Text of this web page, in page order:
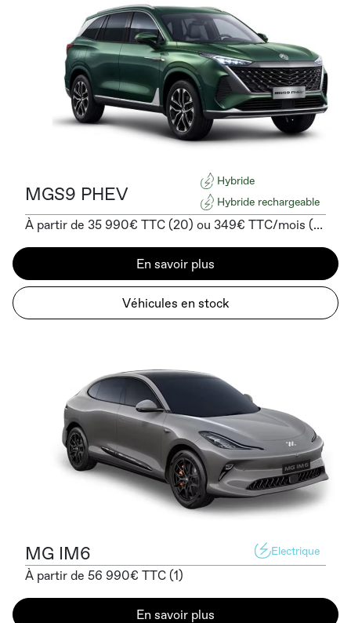
MGS9 PHEV
Hybride
Hybride rechargeable
À partir de 35 990€ TTC (20) ou 349€ TTC/mois (10) sans apport
En savoir plus
Véhicules en stock
MG IM6 Electrique
À partir de 56 990€ TTC (1)
En savoir plus